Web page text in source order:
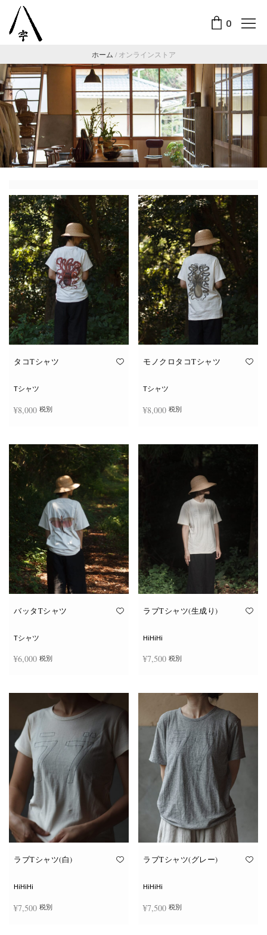
0
ホーム / オンラインストア
タコTシャツ
Tシャツ
¥8,000 税別
の
商
品
に
は
複
数
の
バ
リ
エ
ー
シ
ョ
ま
ジ
ら
選
き
ま
す
モノクロタコTシャツ
Tシャツ
¥8,000 税別
の
商
品
は
複
数
の
バ
エ
ョ
ま
オ
ジ
ら
選
択
で
き
ま
す
バッタTシャツ
Tシャツ
¥6,000 税別
の
品
に
数
の
バ
リ
エ
ー
シ
ョ
ン
が
あ
り
ま
オ
ラブTシャツ(生成り)
HiHiHi
¥7,500 税別
の
商
品
に
は
複
数
の
バ
リ
エ
ー
シ
ョ
ン
が
あ
り
ま
オ
ラブTシャツ(白)
HiHiHi
¥7,500 税別
ラブTシャツ(グレー)
HiHiHi
¥7,500 税別